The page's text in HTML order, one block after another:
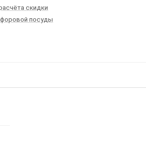
скидки
посуды